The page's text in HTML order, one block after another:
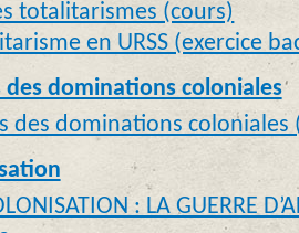
totalitarismes (cours)
en URSS (exercice
des dominations coloniales
des dominations coloniales
: LA GUERRE